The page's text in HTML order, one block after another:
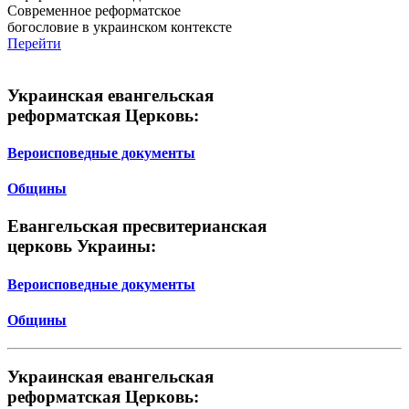
Современное реформатское
богословие в украинском контексте
Перейти
Украинская евангельская
реформатская Церковь:
Вероисповедные документы
Общины
Евангельская пресвитерианская
церковь Украины:
Вероисповедные документы
Общины
Украинская евангельская
реформатская Церковь: